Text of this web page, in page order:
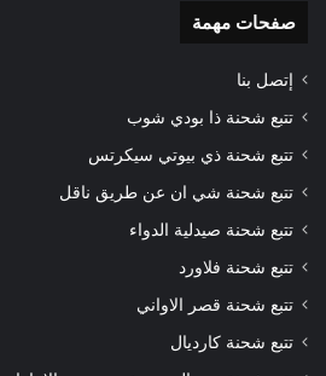
صفحات مهمة
إتصل بنا
تتبع شحنة ذا بودي شوب
تتبع شحنة ذي بيوتي سيكرتس
تتبع شحنة شي ان عن طريق ناقل
تتبع شحنة صيدلية الدواء
تتبع شحنة فلاورد
تتبع شحنة قصر الاواني
تتبع شحنة كارديال